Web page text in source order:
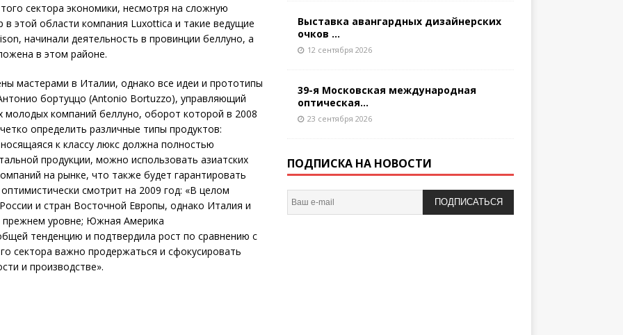
сектора экономики, несмотря на сложную
этой области компания Luxottica и такие ведущие
начинали деятельность в провинции беллуно, а
в этом районе.
мастерами в Италии, однако все идеи и прототипы
бортуццо (Antonio Bortuzzo), управляющий
молодых компаний беллуно, оборот которой в 2008
определить различные типы продуктов:
к классу люкс должна полностью
продукции, можно использовать азиатских
на рынке, что также будет гарантировать
смотрит на 2009 год: «В целом
и стран Восточной Европы, однако Италия и
прежнем уровне; Южная Америка
тенденцию и подтвердила рост по сравнению с
сектора важно продержаться и сфокусировать
и производстве».
Выставка авангардных дизайнерских
очков ...
12 сентября 2026
39-я Московская международная
оптическая...
23 сентября 2026
ПОДПИСКА НА НОВОСТИ
ПОДПИСАТЬСЯ